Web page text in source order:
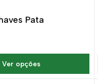
Pata
Ver opções